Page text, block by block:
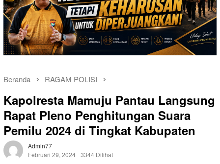
Beranda RAGAM POLISI
Kapolresta Mamuju Pantau Langsung
Rapat Pleno Penghitungan Suara
Pemilu 2024 di Tingkat Kabupaten
Admin77
Februari 29, 2024 3344 Dilihat